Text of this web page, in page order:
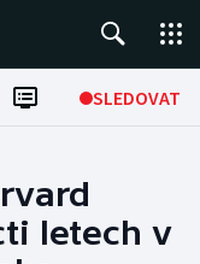
SLEDOVAT
letech v